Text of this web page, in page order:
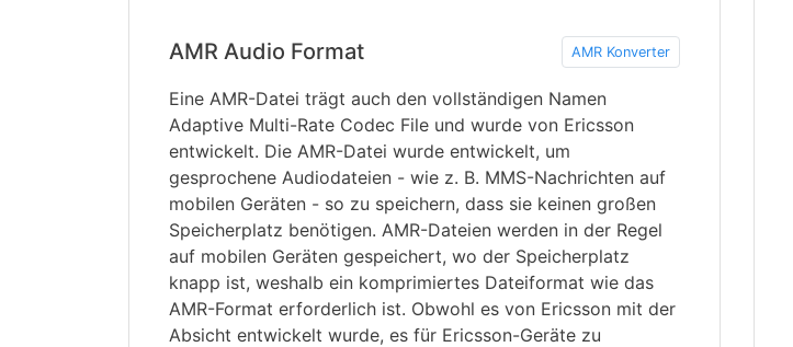
AMR Audio Format AMR Konverter
Eine AMR-Datei trägt auch den vollständigen Namen
Adaptive Multi-Rate Codec File und wurde von Ericsson
entwickelt. Die AMR-Datei wurde entwickelt, um
gesprochene Audiodateien - wie z. B. MMS-Nachrichten auf
mobilen Geräten - so zu speichern, dass sie keinen großen
Speicherplatz benötigen. AMR-Dateien werden in der Regel
auf mobilen Geräten gespeichert, wo der Speicherplatz
knapp ist, weshalb ein komprimiertes Dateiformat wie das
AMR-Format erforderlich ist. Obwohl es von Ericsson mit der
Absicht entwickelt wurde, es für Ericsson-Geräte zu